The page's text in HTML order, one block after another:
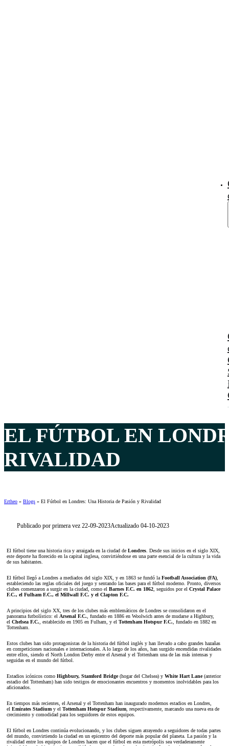
EL FÚTBOL EN
RIVALIDAD
Ertheo » Blogs » El Fútbol en Londres: Una Historia de Pasión y Rivalidad
Publicado por primera vez 22-09-2023Actualizado 04-10-2023
El fútbol tiene una historia rica y arraigada en la ciudad de Londres . Desde sus inicios en el siglo XIX,
este deporte ha florecido en la capital inglesa, convirtiéndose en una parte esencial de la cultura y la vida
de sus habitantes.
El fútbol llegó a Londres a mediados del siglo XIX, y en 1863 se fundó la Football Association (FA)
estableciendo las reglas oficiales del juego y sentando las bases para el fútbol moderno. Pronto, diversos
clubes comenzaron a surgir en la ciudad, como el Barnes F.C. en 1862 , seguidos por el Crystal Palace
F.C., el Fulham F.C., el Millwall F.C. y el Clapton F.C.
A principios del siglo XX, tres de los clubes más emblemáticos de Londres se consolidaron en el
panorama futbolístico: el Arsenal F.C. , fundado en 1886 en Woolwich antes de mudarse a Highbury,
el Chelsea F.C. , establecido en 1905 en Fulham, y el Tottenham Hotspur F.C. , fundado en 1882 en
Tottenham.
Estos clubes han sido protagonistas de la historia del fútbol inglés y han llevado a cabo grandes hazañas
en competiciones nacionales e internacionales. A lo largo de los años, han surgido encendidas rivalidades
entre ellos, siendo el North London Derby entre el Arsenal y el Tottenham una de las más intensas y
seguidas en el mundo del fútbol.
Estadios icónicos como Highbury, Stamford Bridge(hogar del Chelsea) y White Hart Lane(anterior
estadio del Tottenham) han sido testigos de emocionantes encuentros y momentos inolvidables para los
aficionados.
En tiempos más recientes, el Arsenal y el Tottenham han inaugurado modernos estadios en Londres,
el Emirates Stadium y el Tottenham Hotspur Stadium , respectivamente, marcando una nueva era de
crecimiento y comodidad para los seguidores de estos equipos.
El fútbol en Londres continúa evolucionando, y los clubes siguen atrayendo a seguidores de todas partes
del mundo, convirtiendo la ciudad en un epicentro del deporte más popular del planeta. La pasión y la
rivalidad entre los equipos de Londres hacen que el fútbol en esta metrópolis sea verdaderamente